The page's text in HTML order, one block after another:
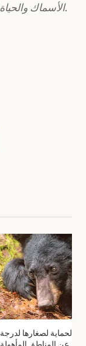
الأسماك والحياة البرية الأمريكية في أنكوريج، ألاسكا.
الحماية لصغارها لدرجة